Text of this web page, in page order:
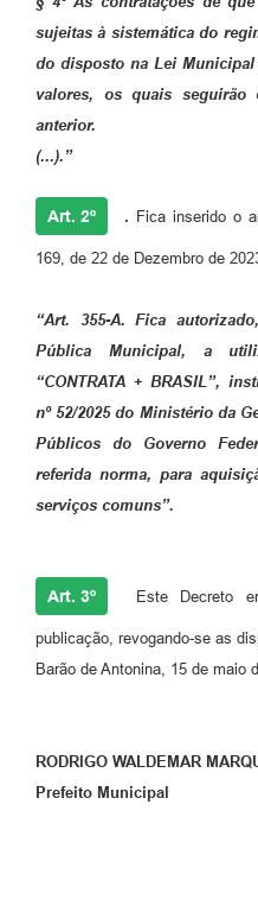
sujeitas à sistemática do
do disposto na Lei Municipal
valores, os quais
anterior.
(...).”
Art. 2º . Fica inserido o
169, de 22 de Dezembro de
“Art. 355-A. Fica
Pública Municipal, a
“CONTRATA +BRASIL”,
nº 52/2025 do Ministério da
Públicos do Governo
referida norma, para
serviços comuns”.
Art. 3º Este Decreto
publicação, revogando-se as
Barão de Antonina, 15 de maio
RODRIGO WALDEMAR
Prefeito Municipal